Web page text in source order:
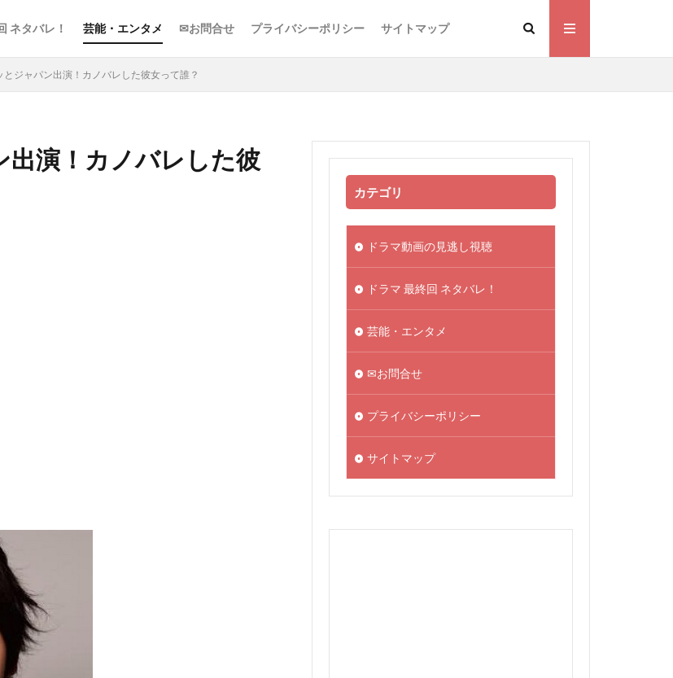
ネタバレ！ 芸能・エンタメ ✉お問合せ プライバシーポリシー サイトマップ
ジャパン出演！カノバレした彼女って誰？
演！カノバレした彼
カテゴリ
ドラマ動画の見逃し視聴
ドラマ 最終回 ネタバレ！
芸能・エンタメ
✉お問合せ
プライバシーポリシー
サイトマップ